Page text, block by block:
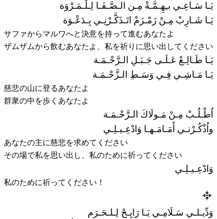
يَـا سَـاعِـي بـِهِـمَّـةْ مِـن الـصَّـفَـا لِـلْـمَـرْوَة
يَـا شَـارِبْ مِـنْ زَمْـزَمْ اتَـذَكَّـرْنِـي بِـدَعْـوَة
サファからマルワへと決意を持って進むあなたよ
ザムザムから飲むあなたよ、私を祈りに思い出してください
يَـا طَـالِـعْ عَـلَـى جَـبَـلِ الـرَّحْـمَـة
يَـا مَـاشِـي فِـي وَسَـطِ الـزَّحْـمَـة
慈悲の山に登るあなたよ
群衆の中を歩くあなたよ
اُطْـلُـبْ مِـنْ مَـولَاكَ الـرَّحْـمَـة
واُذْكُـرْنـي أَمَـامَـهـا وَادْعِـيـلِـي
あなたの主に慈悲を求めてください
その場で私を思い出し、私のために祈ってください
وَادْعِـيـلِـي
私のために祈ってください！
وَدِّيـلـي سَـلَامِـي يَـا رَايِـحْ لِـلـحَـرَم